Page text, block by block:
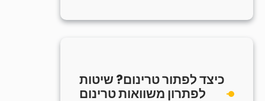
לפתור
שני
נעלמים?
כיצד לפתור טרינום? שיטות
לפתרון משוואות טרינום